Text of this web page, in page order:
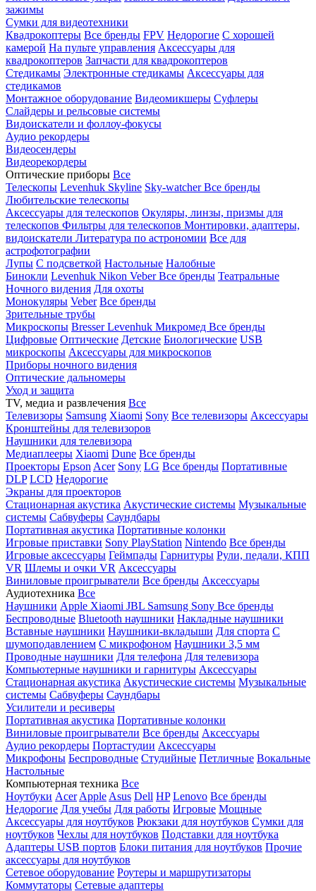
зажимы
Сумки для видеотехники
Квадрокоптеры Все бренды FPV Недорогие С хорошей
камерой На пульте управления Аксессуары для
квадрокоптеров Запчасти для квадрокоптеров
Стедикамы Электронные стедикамы Аксессуары для
стедикамов
Монтажное оборудование Видеомикшеры Суфлеры
Слайдеры и рельсовые системы
Видоискатели и фоллоу-фокусы
Аудио рекордеры
Видеосендеры
Видеорекордеры
Оптические приборы Все
Телескопы Levenhuk Skyline Sky-watcherВсе бренды
Любительские телескопы
Аксессуары для телескопов Окуляры, линзы, призмы для
телескопов Фильтры для телескопов Монтировки, адаптеры,
видоискатели Литература по астрономии Все для
астрофотографии
Лупы С подсветкой Настольные Налобные
Бинокли Levenhuk Nikon VeberВсе бренды Театральные
Ночного видения Для охоты
Монокуляры Veber Все бренды
Зрительные трубы
Микроскопы BresserLevenhuk Микромед Все бренды
Цифровые Оптические Детские Биологические USB
микроскопы Аксессуары для микроскопов
Приборы ночного видения
Оптические дальномеры
Уход и защита
TV, медиа и развлечения Все
Телевизоры Samsung Xiaomi Sony Все телевизоры Аксессуары
Кронштейны для телевизоров
Наушники для телевизора
Медиаплееры Xiaomi Dune Все бренды
Проекторы Epson Acer Sony LG Все бренды Портативные
DLP LCD Недорогие
Экраны для проекторов
Стационарная акустика Акустические системы Музыкальные
системы Сабвуферы Саундбары
Портативная акустика Портативные колонки
Игровые приставки Sony PlayStation Nintendo Все бренды
Игровые аксессуары Геймпады Гарнитуры Рули, педали, КПП
VR Шлемы и очки VR Аксессуары
Виниловые проигрыватели Все бренды Аксессуары
Аудиотехника Все
Наушники Apple Xiaomi JBL Samsung Sony Все бренды
Беспроводные Bluetooth наушники Накладные наушники
Вставные наушники Наушники-вкладыши Для спорта С
шумоподавлением С микрофоном Наушники 3,5 мм
Проводные наушники Для телефона Для телевизора
Компьютерные наушники и гарнитуры Аксессуары
Стационарная акустика Акустические системы Музыкальные
системы Сабвуферы Саундбары
Усилители и ресиверы
Портативная акустика Портативные колонки
Виниловые проигрыватели Все бренды Аксессуары
Аудио рекордеры Портастудии Аксессуары
Микрофоны Беспроводные Студийные Петличные Вокальные
Настольные
Компьютерная техника Все
Ноутбуки Acer Apple Asus Dell HP Lenovo Все бренды
Недорогие Для учебы Для работы Игровые Мощные
Аксессуары для ноутбуков Рюкзаки для ноутбуков Сумки для
ноутбуков Чехлы для ноутбуков Подставки для ноутбука
Адаптеры USB портов Блоки питания для ноутбуков Прочие
аксессуары для ноутбуков
Сетевое оборудование Роутеры и маршрутизаторы
Коммутаторы Сетевые адаптеры